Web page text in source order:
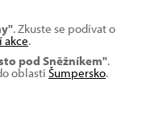
. Zkuste se podívat o
akce.
pod Sněžníkem".
oblasti Šumpersko.